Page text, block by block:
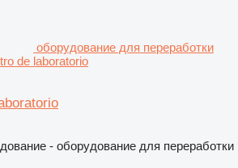
оборудование для переработки
de laboratorio
- оборудование для переработки